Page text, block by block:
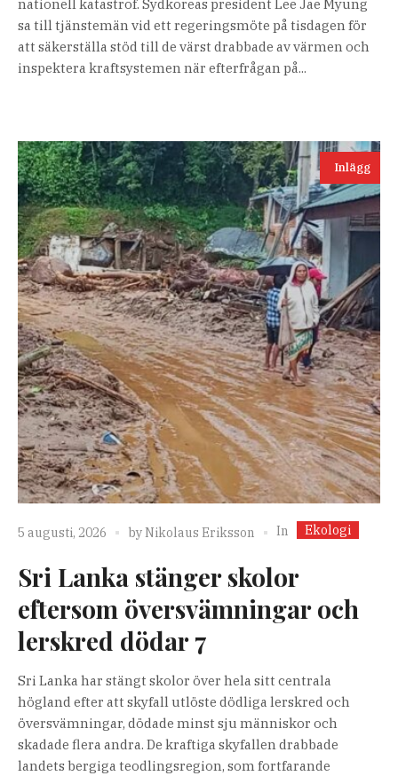
nationell katastrof. Sydkoreas president Lee Jae Myung
sa till tjänstemän vid ett regeringsmöte på tisdagen för
att säkerställa stöd till de värst drabbade av värmen och
inspektera kraftsystemen när efterfrågan på...
Inlägg
5 augusti, 2026 byNikolaus Eriksson In Ekologi
Sri Lanka stänger skolor
eftersom översvämningar och
lerskred dödar 7
Sri Lanka har stängt skolor över hela sitt centrala
högland efter att skyfall utlöste dödliga lerskred och
översvämningar, dödade minst sju människor och
skadade flera andra. De kraftiga skyfallen drabbade
landets bergiga teodlingsregion, som fortfarande